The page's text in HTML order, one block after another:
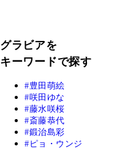
グラビアを
キーワードで探す
豊田萌絵
咲田ゆな
藤水咲桜
斎藤恭代
鍛治島彩
ピョ・ウンジ